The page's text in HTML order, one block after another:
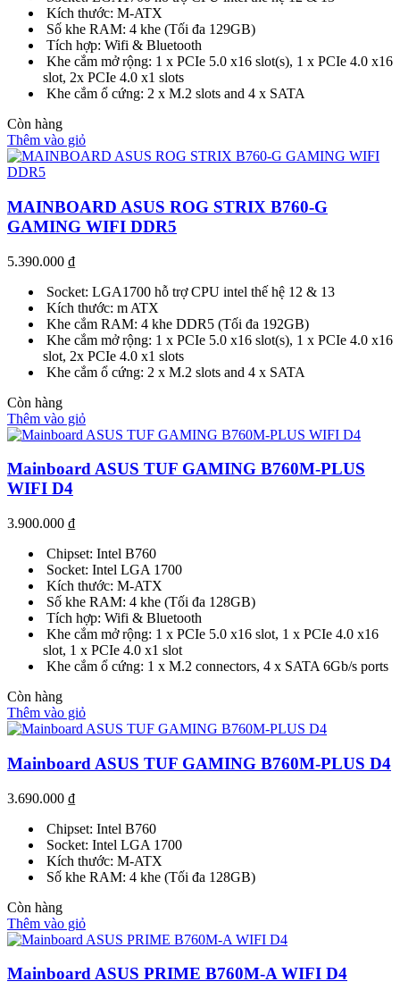
Kích thước: M-ATX
Số khe RAM: 4 khe (Tối đa 129GB)
Tích hợp: Wifi & Bluetooth
Khe cắm mở rộng: 1 x PCIe 5.0 x16 slot(s), 1 x PCIe 4.0 x16
slot, 2x PCIe 4.0 x1 slots
Khe cắm ổ cứng: 2 x M.2 slots and 4 x SATA
Còn hàng
Thêm vào giỏ
MAINBOARD ASUS ROG STRIX B760-G
GAMING WIFI DDR5
5.390.000 ₫
Socket: LGA1700 hỗ trợ CPU intel thế hệ 12 & 13
Kích thước: m ATX
Khe cắm RAM: 4 khe DDR5 (Tối đa 192GB)
Khe cắm mở rộng: 1 x PCIe 5.0 x16 slot(s), 1 x PCIe 4.0 x16
slot, 2x PCIe 4.0 x1 slots
Khe cắm ổ cứng: 2 x M.2 slots and 4 x SATA
Còn hàng
Thêm vào giỏ
Mainboard ASUS TUF GAMING B760M-PLUS
WIFI D4
3.900.000 ₫
Chipset: Intel B760
Socket: Intel LGA 1700
Kích thước: M-ATX
Số khe RAM: 4 khe (Tối đa 128GB)
Tích hợp: Wifi & Bluetooth
Khe cắm mở rộng: 1 x PCIe 5.0 x16 slot, 1 x PCIe 4.0 x16
slot, 1 x PCIe 4.0 x1 slot
Khe cắm ổ cứng: 1 x M.2 connectors, 4 x SATA 6Gb/s ports
Còn hàng
Thêm vào giỏ
Mainboard ASUS TUF GAMING B760M-PLUS D4
3.690.000 ₫
Chipset: Intel B760
Socket: Intel LGA 1700
Kích thước: M-ATX
Số khe RAM: 4 khe (Tối đa 128GB)
Còn hàng
Thêm vào giỏ
Mainboard ASUS PRIME B760M-A WIFI D4